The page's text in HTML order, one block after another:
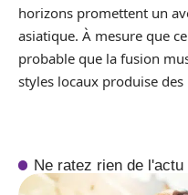
horizons promettent un
asiatique. À mesure que
probable que la fusion
styles locaux produise
Ne ratez rien de l'actu